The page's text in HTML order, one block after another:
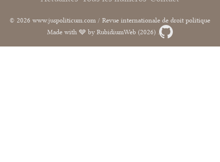
© 2026 www.juspoliticum.com / Revue internationale de droit politique
Made with 🩶 by RubidiumWeb (2026) .